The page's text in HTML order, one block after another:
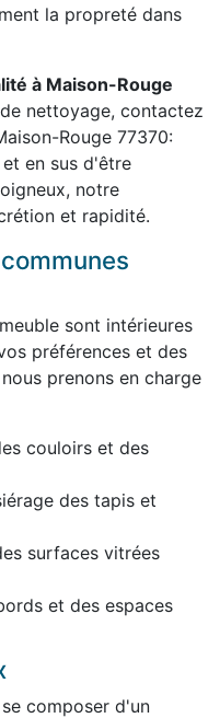
la propreté dans
à Maison-Rouge
nettoyage, contactez
Rouge 77370:
en sus d'être
notre
et rapidité.
sont intérieures
préférences et des
prenons en charge
couloirs et des
des tapis et
surfaces vitrées
et des espaces
composer d'un